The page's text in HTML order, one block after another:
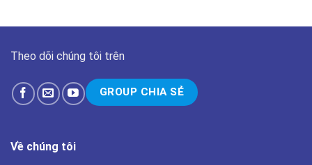
Theo dõi chúng tôi trên
GROUP CHIA SẺ
Về chúng tôi